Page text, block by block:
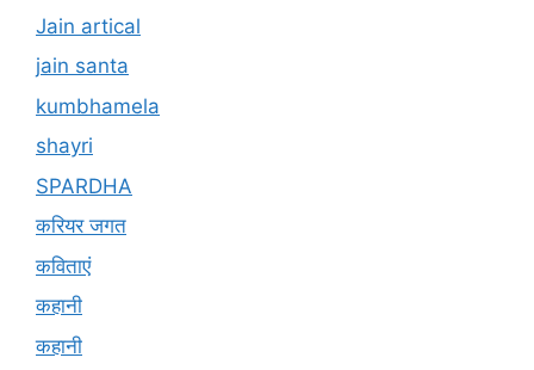
Jain artical
jain santa
kumbhamela
shayri
SPARDHA
करियर जगत
कविताएं
कहानी
कहानी